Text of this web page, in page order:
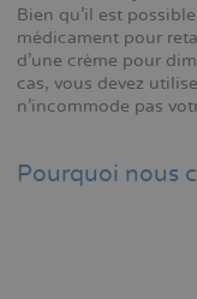
Bien qu'il est
médicament pour
d'une crème pour
cas, vous devez
n'incommode pas
Pourquoi nous